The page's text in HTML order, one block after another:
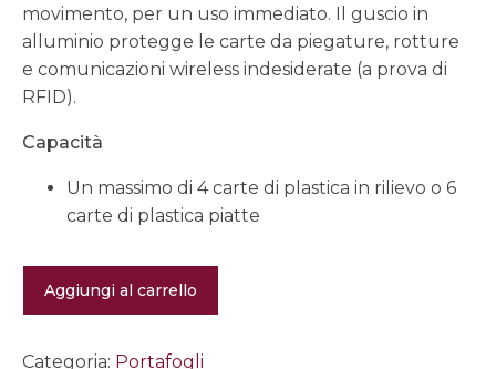
movimento, per un uso immediato. Il guscio in
alluminio protegge le carte da piegature, rotture
e comunicazioni wireless indesiderate (a prova di
RFID).
Capacità
Un massimo di 4 carte di plastica in rilievo o 6
carte di plastica piatte
Rose
Aggiungi al carrello
Categoria: Portafogli